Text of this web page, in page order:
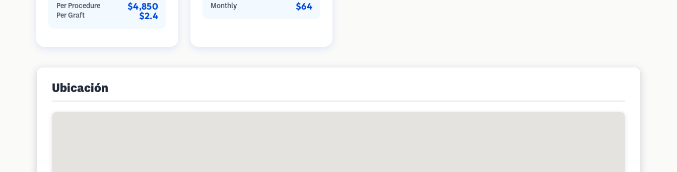
1.0mm). Luego, los folículos se
implantan en las áreas receptoras de
Per Procedure $4,850
Per Graft $2.4
prevención en lugar de la
Monthly $64
Ubicación